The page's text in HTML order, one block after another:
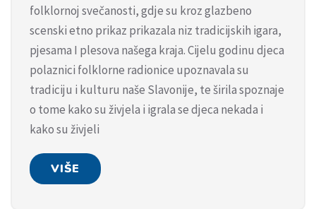
folklornoj svečanosti, gdje su kroz glazbeno
scenski etno prikaz prikazala niz tradicijskih igara,
pjesama I plesova našega kraja. Cijelu godinu djeca
polaznici folklorne radionice upoznavala su
tradiciju i kulturu naše Slavonije, te širila spoznaje
o tome kako su živjela i igrala se djeca nekada i
kako su živjeli
VIŠE